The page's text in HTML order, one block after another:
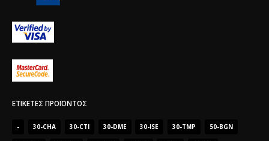
ΕΤΙΚΈΤΕΣ ΠΡΟΪΌΝΤΟΣ
- 30-CHA 30-CTI 30-DME 30-ISE 30-TMP 50-BGN